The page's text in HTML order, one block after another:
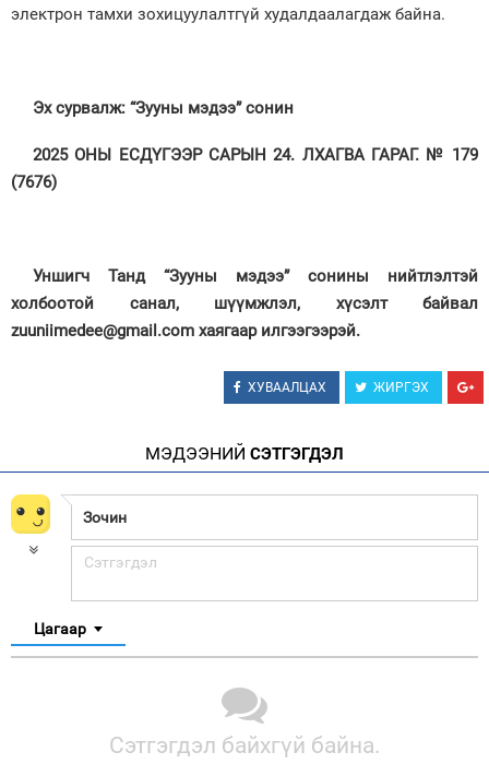
электрон тамхи зохицуулалтгүй худалдаалагдаж байна.
Эх сурвалж: “Зууны мэдээ” сонин
2025 ОНЫ ЕСДҮГЭЭР САРЫН 24. ЛХАГВА ГАРАГ. № 179
(7676)
Уншигч Танд “Зууны мэдээ” сонины нийтлэлтэй
холбоотой санал, шүүмжлэл, хүсэлт байвал
zuuniimedee@gmail.com хаягаар илгээгээрэй.
ХУВААЛЦАХ ЖИРГЭХ
МЭДЭЭНИЙ СЭТГЭГДЭЛ
Цагаар
Сэтгэгдэл байхгүй байна.